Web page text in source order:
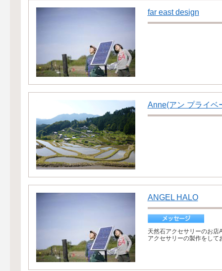
far east design
Anne(アン プライベ
ANGEL HALO
天然石アクセサリーのお
アクセサリーの製作をして